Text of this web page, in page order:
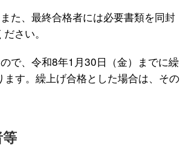
た、最終合格者には必要書類を同封
さい。
で、令和8年1月30日（金）までに繰
す。繰上げ合格とした場合は、その